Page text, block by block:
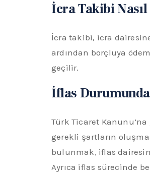
İcra Takibi Nasıl
İcra takibi, icra
ardından borçluya
geçilir.
İflas
Türk Ticaret
gerekli şartların
bulunmak, iflas
Ayrıca iflas sürecinde